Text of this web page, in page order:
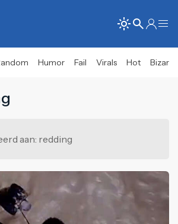
Humor Fail Virals Hot Bizar
aan: redding